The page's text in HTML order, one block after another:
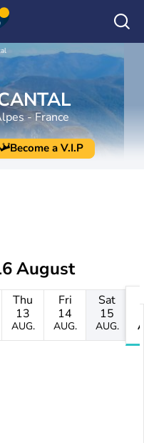
- France
Become a V.I.P
August
Thu
13
AUG.
Fri
14
AUG.
Sat
15
AUG.